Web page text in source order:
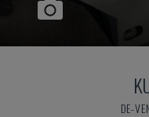
DE-